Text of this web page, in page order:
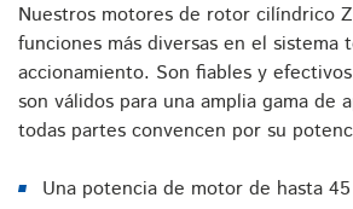
Nuestros motores de rotor cilíndrico
funciones más diversas en el sistema
accionamiento. Son fiables y
son válidos para una amplia gama de
todas partes convencen por su
Una potencia de motor de hasta